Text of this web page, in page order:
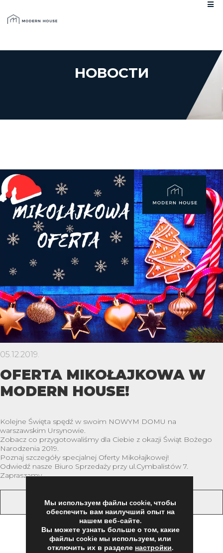
НОВОСТИ
05.12.2019.
OFERTA MIKOŁAJKOWA W
MODERN HOUSE!
Kolejne Święta spędź w swoim NOWYM DOMU na
warszawskim Ursynowie.
Zobacz co przygotowaliśmy dla Ciebie z okazji Świąt Bożego
Narodzenia 2019.
Poznaj szczegóły specjalnej Oferty Mikołajkowej!
Odwiedź nasze Biuro Sprzedaży przy ul.Cymbalistów 7.
Zapraszamy
НАЗАД
Мы используем файлы cookie, чтобы
обеспечить вам наилучший опыт на
нашем веб-сайте.
Вы можете узнать больше о том, какие
файлы cookie мы используем, или
отключить их в разделе настройки.